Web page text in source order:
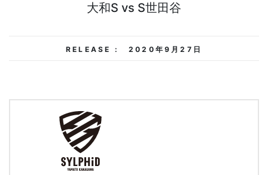
大和S vs S世田谷
RELEASE : 2020年9月27日